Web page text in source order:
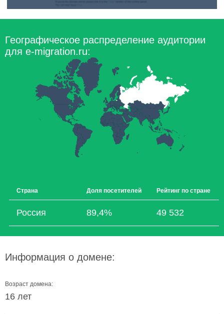
Географическое распределение аудитории
для e-migration.ru:
Страна Доля посетителей Рейтинг по стране
Россия 89,4% 49 532
Информация о домене:
Возраст домена:
16 лет